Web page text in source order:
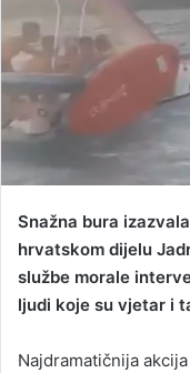
e
m
i
Snažna bura
hrvatskom dijelu
službe morale
ljudi koje su vjetar i
Najdramatičnija